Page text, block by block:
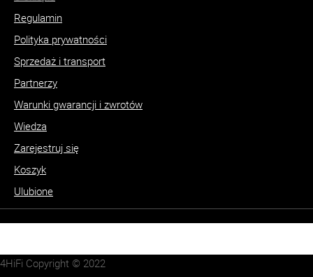
Regulamin
Polityka prywatności
Sprzedaż i transport
Partnerzy
Warunki gwarancji i zwrotów
Wiedza
Zarejestruj się
Koszyk
Ulubione
4HiFi Copyright © 2022